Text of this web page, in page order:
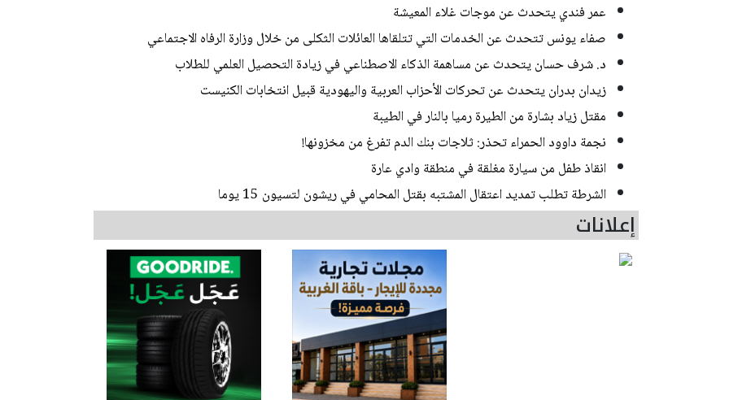
عمر فندي يتحدث عن موجات غلاء المعيشة
صفاء يونس تتحدث عن الخدمات التي تتلقاها العائلات الثكلى من خلال وزارة الرفاه الاجتماعي
د. شرف حسان يتحدث عن مساهمة الذكاء الاصطناعي في زيادة التحصيل العلمي للطلاب
زيدان بدران يتحدث عن تحركات الأحزاب العربية واليهودية قبيل انتخابات الكنيست
مقتل زياد بشارة من الطيرة رميا بالنار في الطيبة
نجمة داوود الحمراء تحذر: ثلاجات بنك الدم تفرغ من مخزونها!
انقاذ طفل من سيارة مغلقة في منطقة وادي عارة
الشرطة تطلب تمديد اعتقال المشتبه بقتل المحامي في ريشون لتسيون 15 يوما
إعلانات